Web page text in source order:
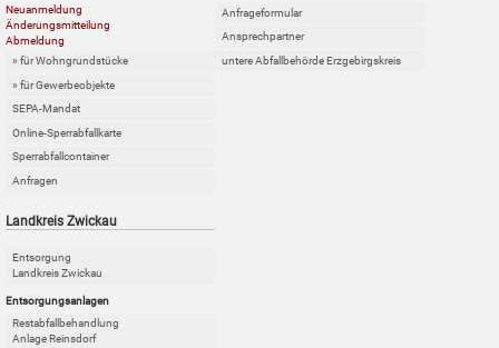
Neuanmeldung
Änderungsmitteilung
Abmeldung
» für Wohngrundstücke
» für Gewerbeobjekte
SEPA-Mandat
Online-Sperrabfallkarte
Sperrabfallcontainer
Anfragen
Anfrageformular
Ansprechpartner
untere Abfallbehörde Erzgebirgskreis
Landkreis Zwickau
Entsorgung
Landkreis Zwickau
Entsorgungsanlagen
Restabfallbehandlung
Anlage Reinsdorf